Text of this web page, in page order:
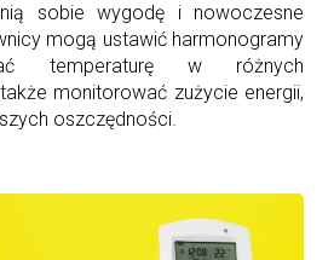
sobie wygodę i nowoczesne
mogą ustawić harmonogramy
temperaturę w różnych
monitorować zużycie energii,
oszczędności.